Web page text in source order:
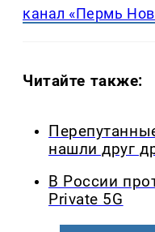
канал «Пермь
Читайте также:
нашли друг
В России
Private 5G